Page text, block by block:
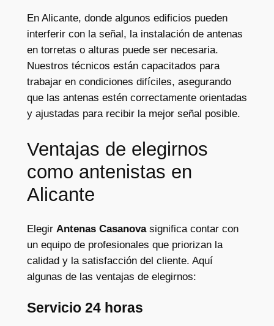
En Alicante, donde algunos edificios pueden
interferir con la señal, la instalación de antenas
en torretas o alturas puede ser necesaria.
Nuestros técnicos están capacitados para
trabajar en condiciones difíciles, asegurando
que las antenas estén correctamente orientadas
y ajustadas para recibir la mejor señal posible.
Ventajas de elegirnos
como antenistas en
Alicante
Elegir Antenas Casanovasignifica contar con
un equipo de profesionales que priorizan la
calidad y la satisfacción del cliente. Aquí
algunas de las ventajas de elegirnos:
Servicio 24 horas